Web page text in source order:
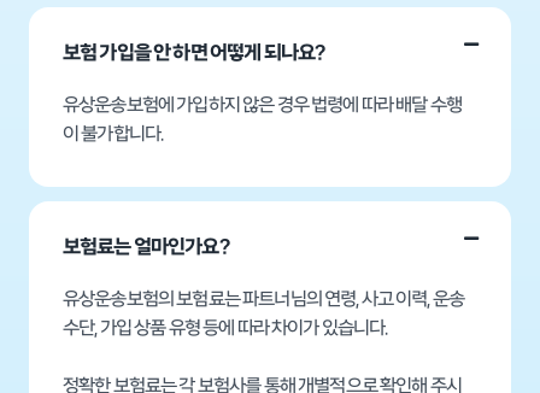
보험 가입을 안 하면 어떻게 되나요?
유상운송보험에 가입하지 않은 경우 법령에 따라 배달 수행
이 불가합니다.
보험료는 얼마인가요?
유상운송보험의 보험료는 파트너님의 연령, 사고 이력, 운송
수단, 가입 상품 유형 등에 따라 차이가 있습니다.
정확한 보험료는 각 보험사를 통해 개별적으로 확인해 주시